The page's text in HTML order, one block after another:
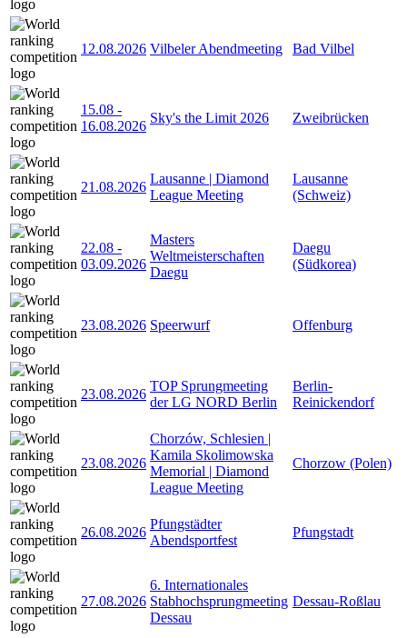
12.08.2026 Vilbeler Abendmeeting Bad Vilbel
15.08 -
16.08.2026
Sky's the Limit 2026 Zweibrücken
21.08.2026
Lausanne | Diamond
League Meeting
Lausanne
(Schweiz)
22.08 -
03.09.2026
Masters
Weltmeisterschaften
Daegu
Daegu
(Südkorea)
23.08.2026 Speerwurf Offenburg
23.08.2026
TOP Sprungmeeting
der LG NORD Berlin
Berlin-
Reinickendorf
23.08.2026
Chorzów, Schlesien |
Kamila Skolimowska
Memorial | Diamond
League Meeting
Chorzow (Polen)
26.08.2026
Pfungstädter
Abendsportfest
Pfungstadt
27.08.2026
6. Internationales
Stabhochsprungmeeting
Dessau
Dessau-Roßlau